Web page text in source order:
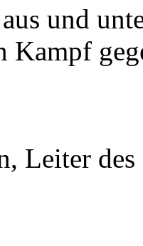
und
Kampf
Leiter